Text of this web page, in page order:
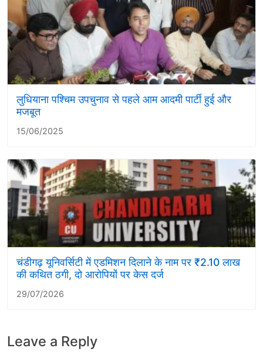
लुधियाना पश्चिम उपचुनाव से पहले आम आदमी पार्टी हुई और
मजबूत
15/06/2025
चंडीगढ़ यूनिवर्सिटी में एडमिशन दिलाने के नाम पर ₹2.10 लाख
की कथित ठगी, दो आरोपियों पर केस दर्ज
29/07/2026
Leave a Reply